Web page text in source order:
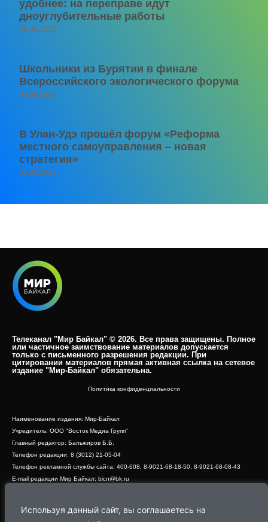
Используя данный сайт, вы соглашаетесь на
удобнее: на переправе идут
дноуглубительные работы
06.08.2026
Школьники из Бурятии в финале
Всероссийского экологического форума
06.08.2026
В Улан-Удэ прошёл форум «Реформа
местного самоуправления – новая
стратегия»
05.08.2026
Телеканал "Мир Байкал" © 2026. Все права защищены. Полное
или частичное заимствование материалов допускается
только с письменного разрешения редакции. При
цитировании материалов прямая активная ссылка на сетевое
издание "Мир-Байкал" обязательна.​
Политика конфиденциальности
Наименование издания: Мир-Байкал
Учредитель: ООО "Восток Медиа Групп"
Главный редактор: Бальжиров Б.Б.
Телефон редакции: 8 (3012) 21-05-04
Телефон рекламной службы сайта: 400-608, 8-9021-68-18-50, 8-9021-68-08-43
E-mail редакции Мир Байкал: bicn@bk.ru
Адрес редакции: 670000, г. Улан-Удэ, ул. Профсоюзная, дом 44, офис 1